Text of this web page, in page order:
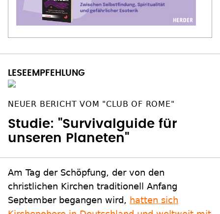
NEUER BERICHT VOM "CLUB OF ROME"
Studie: "Survivalguide für
unseren Planeten"
Am Tag der Schöpfung, der von den
christlichen Kirchen traditionell Anfang
September begangen wird, hatten sich